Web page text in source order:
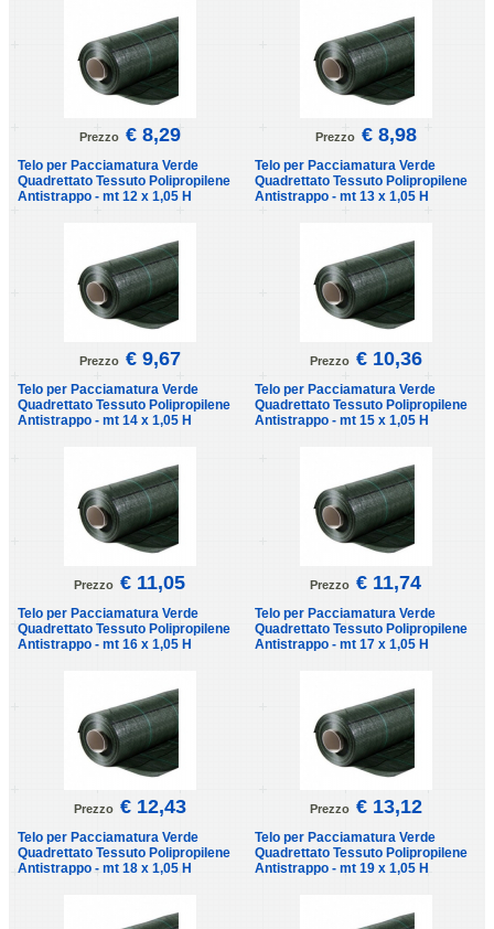
Prezzo € 8,29
Telo per Pacciamatura Verde
Quadrettato Tessuto Polipropilene
Antistrappo - mt 12 x 1,05 H
Prezzo € 8,98
Telo per Pacciamatura Verde
Quadrettato Tessuto Polipropilene
Antistrappo - mt 13 x 1,05 H
Prezzo € 9,67
Telo per Pacciamatura Verde
Quadrettato Tessuto Polipropilene
Antistrappo - mt 14 x 1,05 H
Prezzo € 10,36
Telo per Pacciamatura Verde
Quadrettato Tessuto Polipropilene
Antistrappo - mt 15 x 1,05 H
Prezzo € 11,05
Telo per Pacciamatura Verde
Quadrettato Tessuto Polipropilene
Antistrappo - mt 16 x 1,05 H
Prezzo € 11,74
Telo per Pacciamatura Verde
Quadrettato Tessuto Polipropilene
Antistrappo - mt 17 x 1,05 H
Prezzo € 12,43
Telo per Pacciamatura Verde
Quadrettato Tessuto Polipropilene
Antistrappo - mt 18 x 1,05 H
Prezzo € 13,12
Telo per Pacciamatura Verde
Quadrettato Tessuto Polipropilene
Antistrappo - mt 19 x 1,05 H